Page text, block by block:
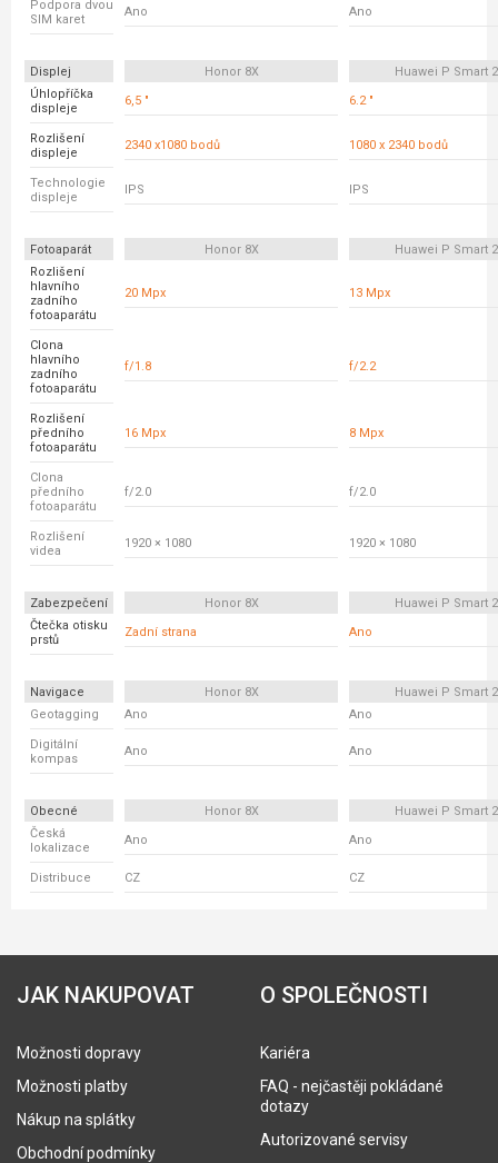
Podpora dvou
SIM karet
Ano Ano
Displej Honor 8X
Huawei P Smart
Úhlopříčka
displeje
6,5 " 6.2 "
Rozlišení
displeje
2340 x1080 bodů 1080 x 2340 bodů
Technologie
displeje
IPS IPS
Fotoaparát Honor 8X
Huawei P Smart
Rozlišení
hlavního
zadního
fotoaparátu
20 Mpx 13 Mpx
Clona
hlavního
zadního
fotoaparátu
f/1.8 f/2.2
Rozlišení
předního
fotoaparátu
16 Mpx 8 Mpx
Clona
předního
fotoaparátu
f/2.0 f/2.0
Rozlišení
videa
1920 × 1080 1920 × 1080
Zabezpečení Honor 8X
Huawei P Smart
Čtečka otisku
prstů
Zadní strana Ano
Navigace Honor 8X
Huawei P Smart
Geotagging
Ano Ano
Digitální
kompas
Ano Ano
Obecné Honor 8X
Huawei P Smart
Česká
lokalizace
Ano Ano
Distribuce CZ CZ
JAK NAKUPOVAT
Možnosti dopravy
Možnosti platby
Nákup na splátky
Obchodní podmínky
O SPOLEČNOSTI
Kariéra
FAQ - nejčastěji pokládané
dotazy
Autorizované servisy